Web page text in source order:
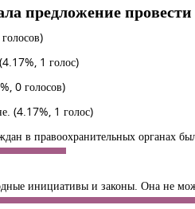
предложение
(4.17%, 1 голос)
0 голосов)
(4.17%, 1 голос)
в правоохранительных органах
инициативы и законы. Она не